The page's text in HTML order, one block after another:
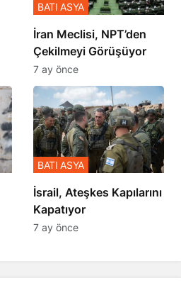
İran Meclisi, NPT’den
Çekilmeyi Görüşüyor
BATI ASYA
7 ay önce
İsrail, Ateşkes Kapılarını
Kapatıyor
BATI ASYA
7 ay önce